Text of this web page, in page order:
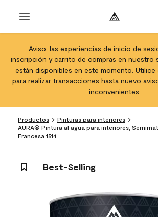
Aviso: las experiencias de inicio de
inscripción y carrito de compras en nuestro
están disponibles en este momento. Utilice
para realizar transacciones hasta nuevo
inconvenientes.
Productos
Pinturas para interiores
AURA® Pintura al agua para interiores,
Francesa 1514
Best-Selling